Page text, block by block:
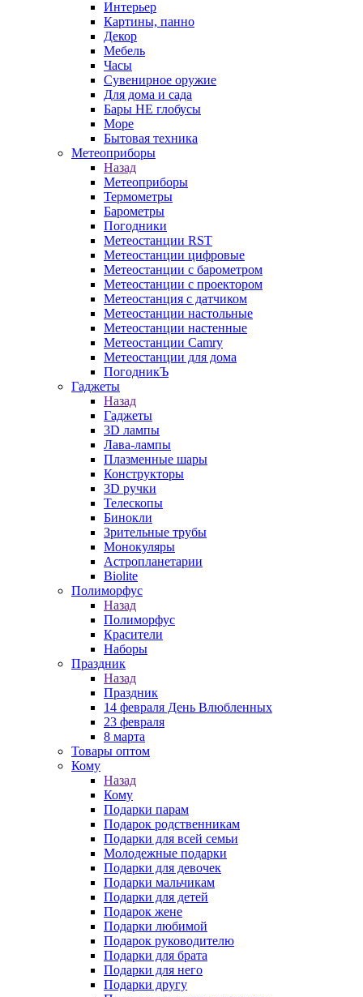
Интерьер
Картины, панно
Декор
Мебель
Часы
Сувенирное оружие
Для дома и сада
Бары НЕ глобусы
Море
Бытовая техника
Метеоприборы
Назад
Метеоприборы
Термометры
Барометры
Погодники
Метеостанции RST
Метеостанции цифровые
Метеостанции с барометром
Метеостанции с проектором
Метеостанция с датчиком
Метеостанции настольные
Метеостанции настенные
Метеостанции Camry
Метеостанции для дома
ПогодникЪ
Гаджеты
Назад
Гаджеты
3D лампы
Лава-лампы
Плазменные шары
Конструкторы
3D ручки
Телескопы
Бинокли
Зрительные трубы
Монокуляры
Астропланетарии
Biolite
Полиморфус
Назад
Полиморфус
Красители
Наборы
Праздник
Назад
Праздник
14 февраля День Влюбленных
23 февраля
8 марта
Товары оптом
Кому
Назад
Кому
Подарки парам
Подарок родственникам
Подарки для всей семьи
Молодежные подарки
Подарки для девочек
Подарки мальчикам
Подарки для детей
Подарок жене
Подарки любимой
Подарок руководителю
Подарки для брата
Подарки для него
Подарки другу